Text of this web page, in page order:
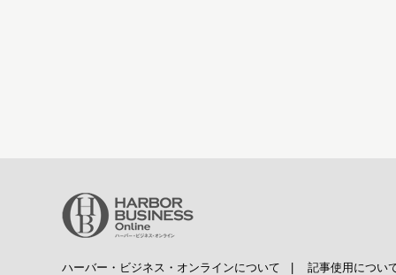
ハーバー・ビジネス・オンラインについて 記事使用につい